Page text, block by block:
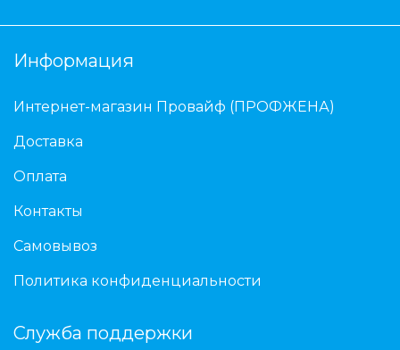
Информация
Интернет-магазин Провайф (ПРОФЖЕНА)
Доставка
Оплата
Контакты
Самовывоз
Политика конфиденциальности
Служба поддержки